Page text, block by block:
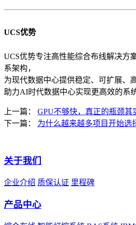
UCS优势
UCS优势专注高性能综合布线解决方
系架构，
为现代数据中心提供稳定、可扩展、
助力AI时代数据中心实现更高效的系
上一篇： GPU不够快，真正的瓶颈其
下一篇： 为什么越来越多项目开始选
关于我们
企业介绍 质保认证 里程碑
产品中心